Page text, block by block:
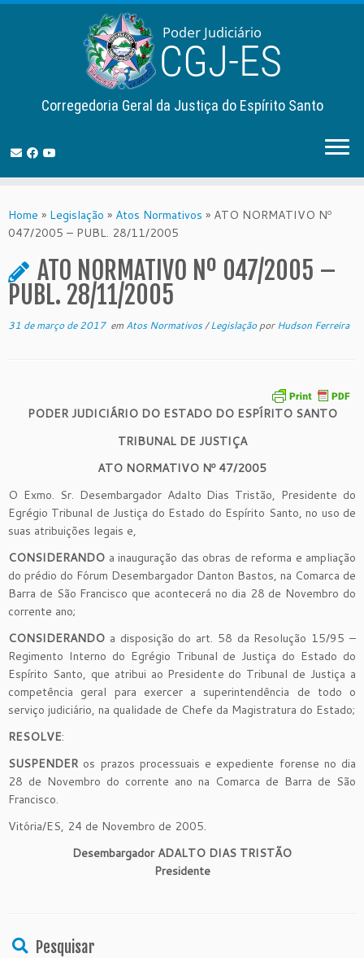
to
content
Corregedoria Geral da Justiça do Espírito Santo
Home » Legislação » Atos Normativos » ATO NORMATIVO Nº
047/2005 – PUBL. 28/11/2005
ATO NORMATIVO Nº 047/2005 –
PUBL. 28/11/2005
31 de março de 2017em Atos Normativos/LegislaçãoporHudson Ferreira
PODER JUDICIÁRIO DO ESTADO DO ESPÍRITO SANTO
TRIBUNAL DE JUSTIÇA
ATO NORMATIVO Nº 47/2005
O Exmo. Sr. Desembargador Adalto Dias Tristão, Presidente do
Egrégio Tribunal de Justiça do Estado do Espírito Santo, no uso de
suas atribuições legais e,
CONSIDERANDO a inauguração das obras de reforma e ampliação
do prédio do Fórum Desembargador Danton Bastos, na Comarca de
Barra de São Francisco que acontecerá no dia 28 de Novembro do
corrente ano;
CONSIDERANDO a disposição do art. 58 da Resolução 15/95 –
Regimento Interno do Egrégio Tribunal de Justiça do Estado do
Espírito Santo, que atribui ao Presidente do Tribunal de Justiça a
competência geral para exercer a superintendência de todo o
serviço judiciário, na qualidade de Chefe da Magistratura do Estado;
RESOLVE:
SUSPENDER os prazos processuais e expediente forense no dia
28 de Novembro do corrente ano na Comarca de Barra de São
Francisco.
Vitória/ES, 24 de Novembro de 2005.
Desembargador ADALTO DIAS TRISTÃO
Presidente
Pesquisar